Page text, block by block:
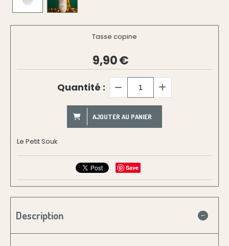
Tasse copine
9,90€
Quantité :
AJOUTER AU PANIER
Le Petit Souk
Save
Description